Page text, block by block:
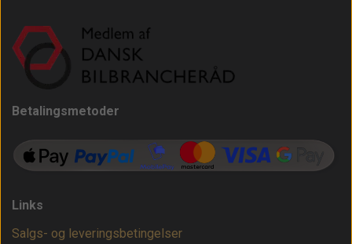
Betalingsmetoder
Links
Salgs- og leveringsbetingelser